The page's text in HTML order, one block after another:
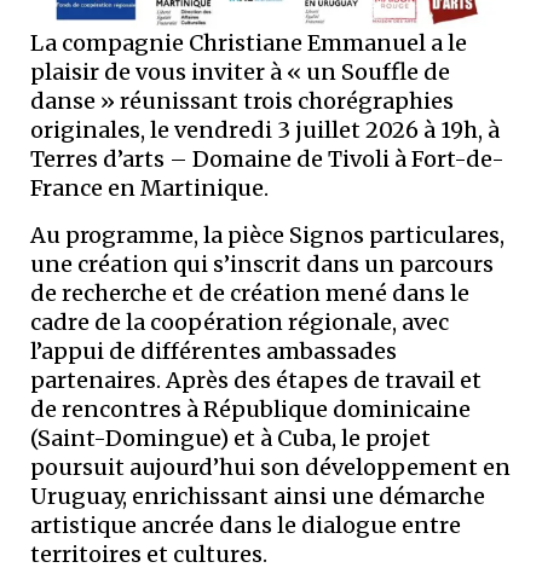
La compagnie Christiane Emmanuel a le
plaisir de vous inviter à « un Souffle de
danse » réunissant trois chorégraphies
originales, le vendredi 3 juillet 2026 à 19h, à
Terres d’arts – Domaine de Tivoli à Fort-de-
France en Martinique.
Au programme, la pièce Signos particulares,
une création qui s’inscrit dans un parcours
de recherche et de création mené dans le
cadre de la coopération régionale, avec
l’appui de différentes ambassades
partenaires. Après des étapes de travail et
de rencontres à République dominicaine
(Saint-Domingue) et à Cuba, le projet
poursuit aujourd’hui son développement en
Uruguay, enrichissant ainsi une démarche
artistique ancrée dans le dialogue entre
territoires et cultures.